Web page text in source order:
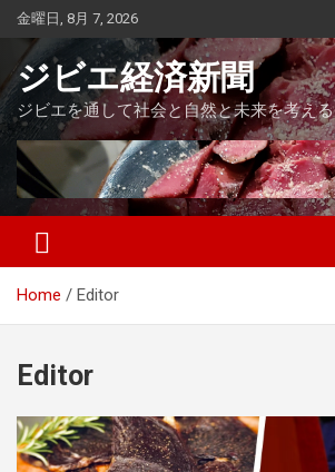
Skip
content
金曜日, 8月 7, 2026
ジビエ経済新聞
ジビエを通して社会と自然と未来を考える
Home Editor
Editor